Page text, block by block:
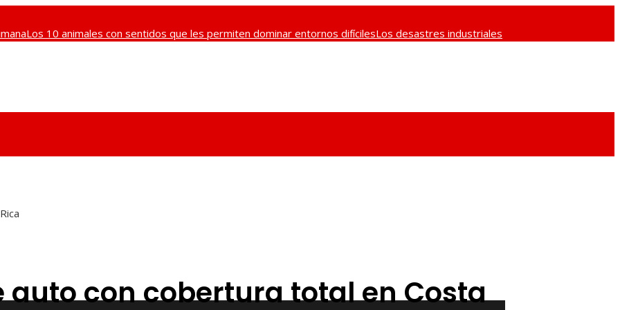
Los 10 animales con sentidos que les permiten dominar entornos difícilesLos desastres industriales
auto con cobertura total en Costa